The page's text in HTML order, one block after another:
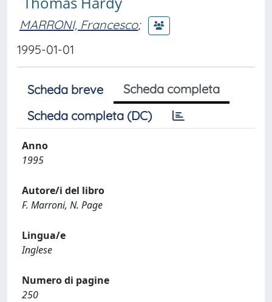
MARRONI, Francesco;
1995-01-01
Scheda breve
Scheda completa
Scheda completa (DC)
Anno
1995
Autore/i del libro
F. Marroni, N. Page
Lingua/e
Inglese
Numero di pagine
250